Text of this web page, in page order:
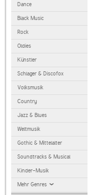
Dance
Black Music
Rock
Oldies
Künstler
Schlager & Discofox
Volksmusik
Country
Jazz & Blues
Weltmusik
Gothic & Mittelalter
Soundtracks & Musical
Kinder-Musik
Mehr Genres